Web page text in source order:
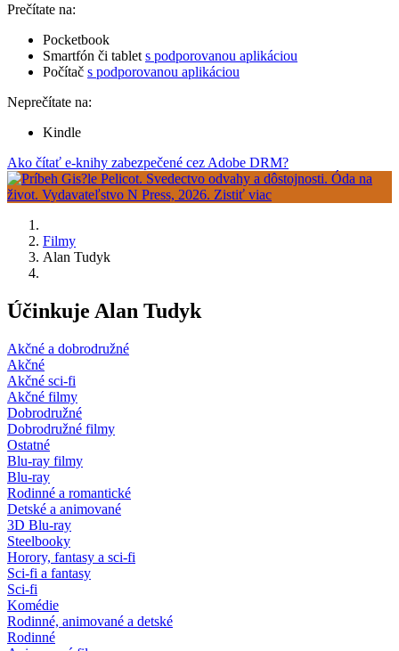
Prečítate na:
Pocketbook
Smartfón či tablet s podporovanou aplikáciou
Počítač s podporovanou aplikáciou
Neprečítate na:
Kindle
Ako čítať e-knihy zabezpečené cez Adobe DRM?
Filmy
Alan Tudyk
Účinkuje Alan Tudyk
Akčné a dobrodružné
Akčné
Akčné sci-fi
Akčné filmy
Dobrodružné
Dobrodružné filmy
Ostatné
Blu-ray filmy
Blu-ray
Rodinné a romantické
Detské a animované
3D Blu-ray
Steelbooky
Horory, fantasy a sci-fi
Sci-fi a fantasy
Sci-fi
Komédie
Rodinné, animované a detské
Rodinné